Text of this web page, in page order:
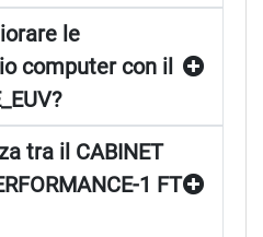
le
computer con il
tra il CABINET
1 FT